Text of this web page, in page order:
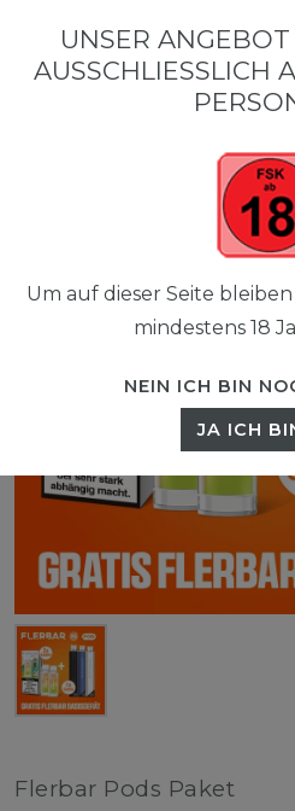
Flerbar Pods Paket
UNSER
AUSSCHLIESSLICH
Um auf dieser Seite
mindestens 18
NEIN ICH BIN
JA ICH